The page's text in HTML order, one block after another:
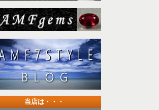
当店は・・・